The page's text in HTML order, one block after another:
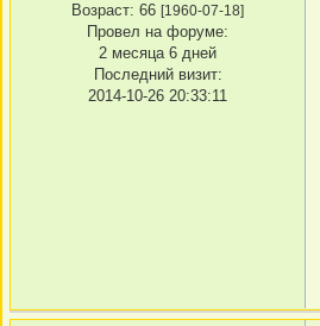
Возраст: 66 [1960-07-18]
Провел на форуме:
2 месяца 6 дней
Последний визит:
2014-10-26 20:33:11